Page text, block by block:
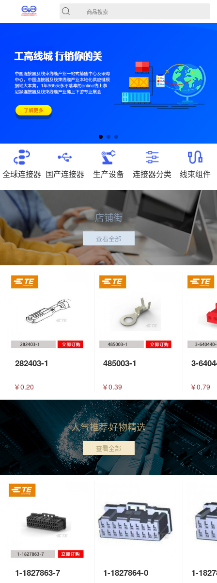
商品搜索
全球连接器 国产连接器 生产设备 连接器分类 线束组件
店铺街
查看全部
282403-1
￥0.20
485003-1
￥0.39
3-
￥0.79
人气推荐好物精选
查看全部
1-1827863-7 1-1827864-0 1-